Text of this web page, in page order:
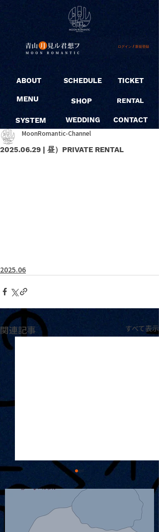
ログイン / 新規登録
ABOUT
MENU
SYSTEM
SCHEDULE
SHOP
WEDDING
TICKET
RENTAL
CONTACT
2025.06.29 | 昼）PRIVATE RENTAL
MoonRomantic-Channel
2025.06
関連記事 すべて表示